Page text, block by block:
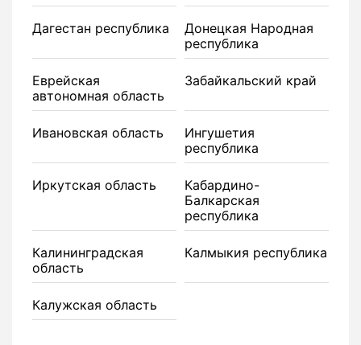
Дагестан республика
Донецкая Народная
республика
Еврейская
автономная область
Забайкальский край
Ивановская область
Ингушетия
республика
Иркутская область
Кабардино-
Балкарская
республика
Калининградская
область
Калмыкия республика
Калужская область